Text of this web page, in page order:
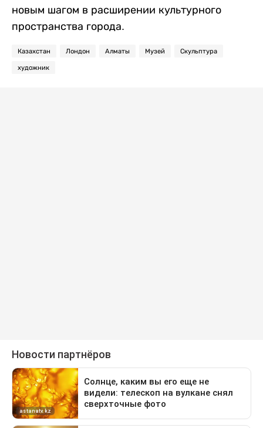
новым шагом в расширении культурного
пространства города.
Казахстан Лондон Алматы Музей Скульптура
художник